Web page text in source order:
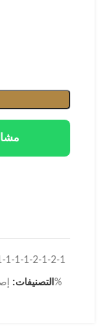
📤
1-1-1-2-1-2-1
التصنيفات: عرض رمضان 25%